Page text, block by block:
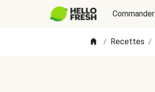
Commander
/ Recettes /